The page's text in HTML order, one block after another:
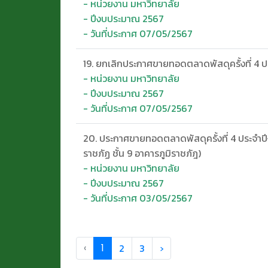
- หน่วยงาน มหาวิทยาลัย
- ปีงบประมาณ 2567
- วันที่ประกาศ 07/05/2567
19. ยกเลิกประกาศขายทอดตลาดพัสดุครั้งที่ 4
- หน่วยงาน มหาวิทยาลัย
- ปีงบประมาณ 2567
- วันที่ประกาศ 07/05/2567
20. ประกาศขายทอดตลาดพัสดุครั้งที่ 4 ประจำ
ราชภัฏ ชั้น 9 อาคารภูมิราชภัฎ)
- หน่วยงาน มหาวิทยาลัย
- ปีงบประมาณ 2567
- วันที่ประกาศ 03/05/2567
‹ 1 2 3 ›